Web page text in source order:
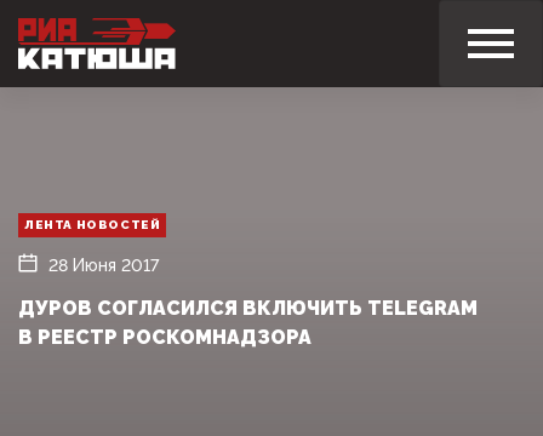
ЛЕНТА НОВОСТЕЙ
28 Июня 2017
ДУРОВ СОГЛАСИЛСЯ ВКЛЮЧИТЬ TELEGRAM
В РЕЕСТР РОСКОМНАДЗОРА